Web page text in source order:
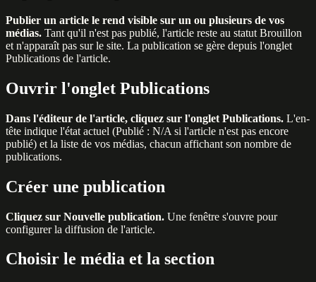
Publier un article le rend visible sur un ou plusieurs de vos
médias. Tant qu'il n'est pas publié, l'article reste au statut Brouillon
et n'apparaît pas sur le site. La publication se gère depuis l'onglet
Publications de l'article.
Ouvrir l'onglet Publications
Dans l'éditeur de l'article, cliquez sur l'onglet Publications. L'en-
tête indique l'état actuel (Publié : N/A si l'article n'est pas encore
publié) et la liste de vos médias, chacun affichant son nombre de
publications.
Créer une publication
Cliquez sur Nouvelle publication. Une fenêtre s'ouvre pour
configurer la diffusion de l'article.
Choisir le média et la section